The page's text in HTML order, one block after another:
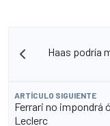
Haas podría
ARTÍCULO SIGUIENTE
Ferrari no impondrá
Leclerc